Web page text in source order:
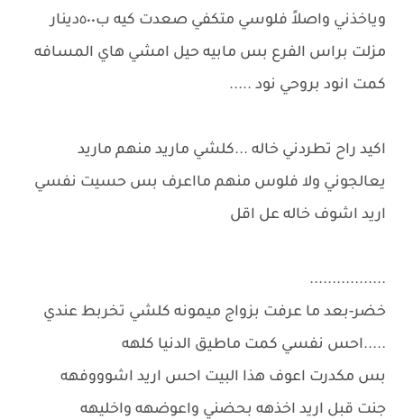
وياخذني واصلاً فلوسي متكفي صعدت كيه ب٥٠٠دينار
مزلت براس الفرع بس مابيه حيل امشي هاي المسافه
كمت انود بروحي نود .....
اكيد راح تطردني خاله ...كلشي ماريد منهم ماريد
يعالجوني ولا فلوس منهم مااعرف بس حسيت نفسي
اريد اشوف خاله عل اقل
.................
خضر-بعد ما عرفت بزواج ميمونه كلشي تخربط عندي
.....احس نفسي كمت ماطيق الدنيا كلهه
بس مكدرت اعوف هذا البيت احس اريد اشوووفهه
جنت قبل اريد اخذهه بحضني واعوضهه واخليهه